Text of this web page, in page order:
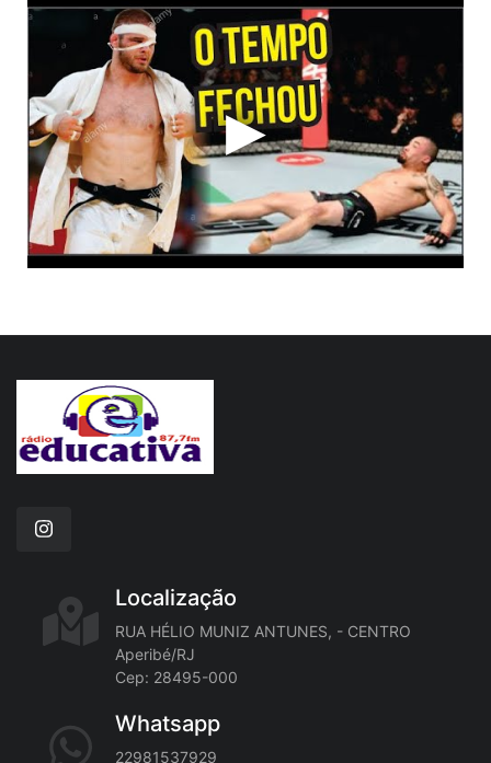
Localização
RUA HÉLIO MUNIZ ANTUNES, - CENTRO
Aperibé/RJ
Cep: 28495-000
Whatsapp
22981537929